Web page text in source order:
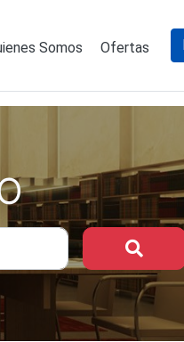
Somos Ofertas